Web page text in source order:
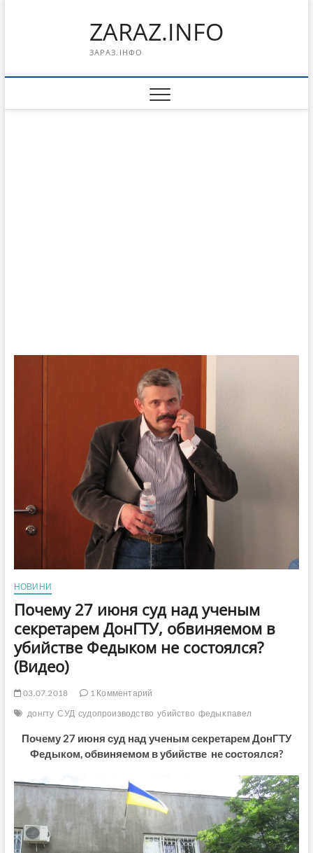
ZARAZ.INFO
ЗАРАЗ.ІНФО
НОВИНИ
Почему 27 июня суд над ученым
секретарем ДонГТУ, обвиняемом в
убийстве Федыком не состоялся?
(Видео)
03.07.2018
1 Комментарий
донгту СУД судопроизводство убийство федык павел
Почему 27 июня суд над ученым секретарем ДонГТУ
Федыком, обвиняемом в убийстве не состоялся?